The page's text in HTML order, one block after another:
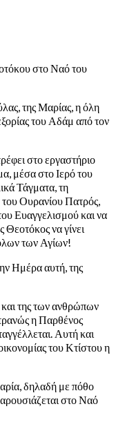
στο Ναό του
της Μαρίας, η όλη
του Αδάμ από τον
στο εργαστήριο
μέσα στο Ιερό του
Τάγματα, τη
Ουρανίου Πατρός,
Ευαγγελισμού και να
να γίνει
των Αγίων!
Ημέρα αυτή, της
και της των ανθρώπων
η Παρθένος
Αυτή και
του Κτίστου η
δηλαδή με πόθο
στο Ναό